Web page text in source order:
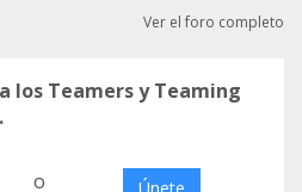
Ver el foro completo
los Teamers y Teaming
o